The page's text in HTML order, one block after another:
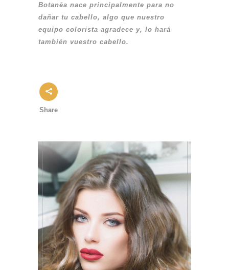
Botanēa nace principalmente para no
dañar tu cabello, algo que nuestro
equipo colorista agradece y, lo hará
también vuestro cabello.
Share